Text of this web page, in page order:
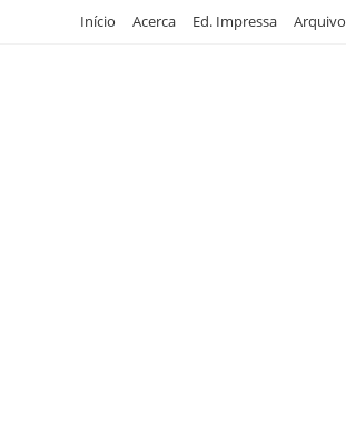
Início Acerca Ed. Impressa Arquivo